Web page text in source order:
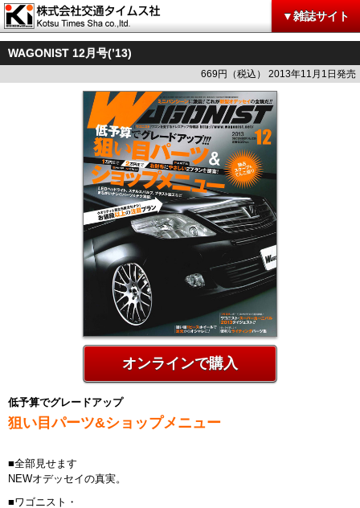
▼雑誌サイト
WAGONIST 12月号(’13)
669円（税込） 2013年11月1日発売
オンラインで購入
低予算でグレードアップ
狙い目パーツ&ショップメニュー
■全部見せます
NEWオデッセイの真実。
■ワゴニスト・